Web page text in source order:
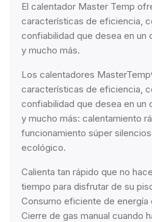
El calentador Master Temp
características de eficiencia,
confiabilidad que desea en un
y mucho más.
Los calentadores
características de eficiencia,
confiabilidad que desea en un
y mucho más: calentamiento
funcionamiento súper
ecológico.
Calienta tan rápido que no
tiempo para disfrutar de su
Consumo eficiente de energía
Cierre de gas manual cuando